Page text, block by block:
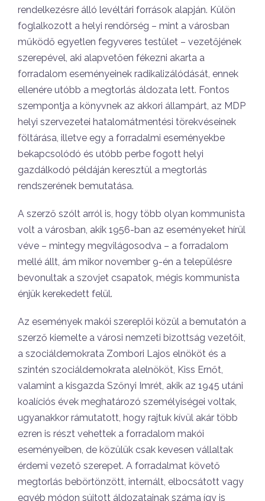
rendelkezésre álló levéltári források alapján. Külön
foglalkozott a helyi rendőrség – mint a városban
működő egyetlen fegyveres testület – vezetőjének
szerepével, aki alapvetően fékezni akarta a
forradalom eseményeinek radikalizálódását, ennek
ellenére utóbb a megtorlás áldozata lett. Fontos
szempontja a könyvnek az akkori állampárt, az MDP
helyi szervezetei hatalomátmentési törekvéseinek
föltárása, illetve egy a forradalmi eseményekbe
bekapcsolódó és utóbb perbe fogott helyi
gazdálkodó példáján keresztül a megtorlás
rendszerének bemutatása.
A szerző szólt arról is, hogy több olyan kommunista
volt a városban, akik 1956-ban az eseményeket hírül
véve – mintegy megvilágosodva – a forradalom
mellé állt, ám mikor november 9-én a településre
bevonultak a szovjet csapatok, mégis kommunista
énjük kerekedett felül.
Az események makói szereplői közül a bemutatón a
szerző kiemelte a városi nemzeti bizottság vezetőit,
a szociáldemokrata Zombori Lajos elnököt és a
szintén szociáldemokrata alelnököt, Kiss Ernőt,
valamint a kisgazda Szőnyi Imrét, akik az 1945 utáni
koalíciós évek meghatározó személyiségei voltak,
ugyanakkor rámutatott, hogy rajtuk kívül akár több
ezren is részt vehettek a forradalom makói
eseményeiben, de közülük csak kevesen vállaltak
érdemi vezető szerepet. A forradalmat követő
megtorlás bebörtönzött, internált, elbocsátott vagy
egyéb módon sújtott áldozatainak száma így is